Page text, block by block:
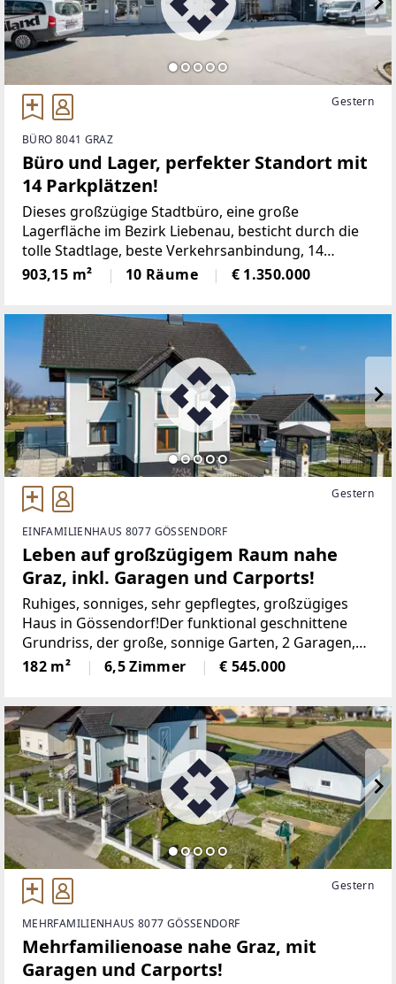
Gestern
BÜRO 8041 GRAZ
Büro und Lager, perfekter Standort mit
14 Parkplätzen!
Dieses großzügige Stadtbüro, eine große
Lagerfläche im Bezirk Liebenau, besticht durch die
tolle Stadtlage, beste Verkehrsanbindung, 14
eigenen Parkplätzen und die sehr großzügigen
hellen Räume.Überzeugen Sie sich und genießen Sie
903,15 m² 10 Räume € 1.350.000
Gestern
EINFAMILIENHAUS 8077 GÖSSENDORF
Leben auf großzügigem Raum nahe
Graz, inkl. Garagen und Carports!
Ruhiges, sonniges, sehr gepflegtes, großzügiges
Haus in Gössendorf!Der funktional geschnittene
Grundriss, der große, sonnige Garten, 2 Garagen,
die 2 zusätzlichen überdachten Abstellplätze, der
Balkon und die Terrasse, der großzügige
182 m² 6,5 Zimmer € 545.000
Gestern
MEHRFAMILIENHAUS 8077 GÖSSENDORF
Mehrfamilienoase nahe Graz, mit
Garagen und Carports!